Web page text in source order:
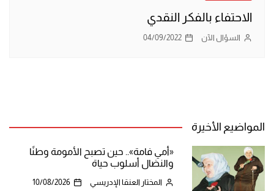
الاحتفاء بالفكر النقدي
السؤال الآن 04/09/2022
المواضيع الأخيرة
«أمي فامة».. حين تصبح الأمومة وطنًا
والنضال أسلوب حياة
المختار العنقا الإدريسي 10/08/2026